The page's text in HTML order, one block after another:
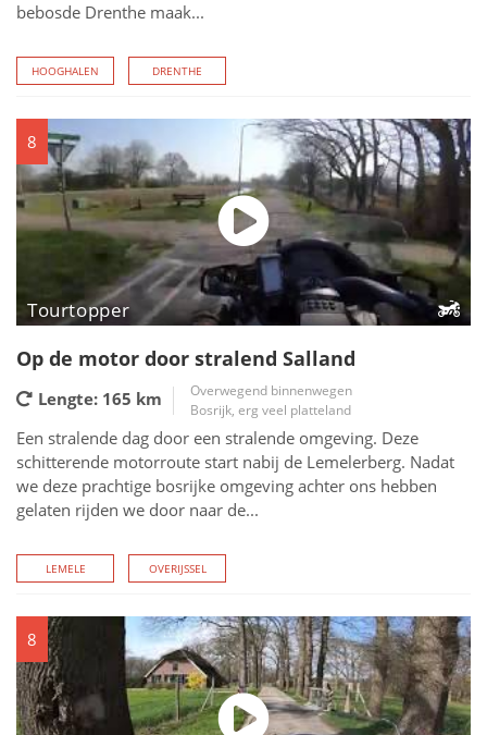
bebosde Drenthe maak...
HOOGHALEN DRENTHE
8
Tourtopper
Op de motor door stralend Salland
Lengte: 165 km
Overwegend binnenwegen
Bosrijk, erg veel platteland
Een stralende dag door een stralende omgeving. Deze
schitterende motorroute start nabij de Lemelerberg. Nadat
we deze prachtige bosrijke omgeving achter ons hebben
gelaten rijden we door naar de...
LEMELE OVERIJSSEL
8